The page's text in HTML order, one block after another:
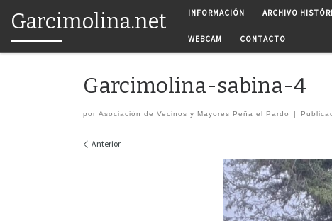
Saltar al contenido
Garcimolina.net INFORMACIÓN ARCHIVO
WEBCAM CONTACTO
Garcimolina-sabina-4
por Asociación de Vecinos y Mayores Peña el Pardo |
Navegación de imágenes
Anterior